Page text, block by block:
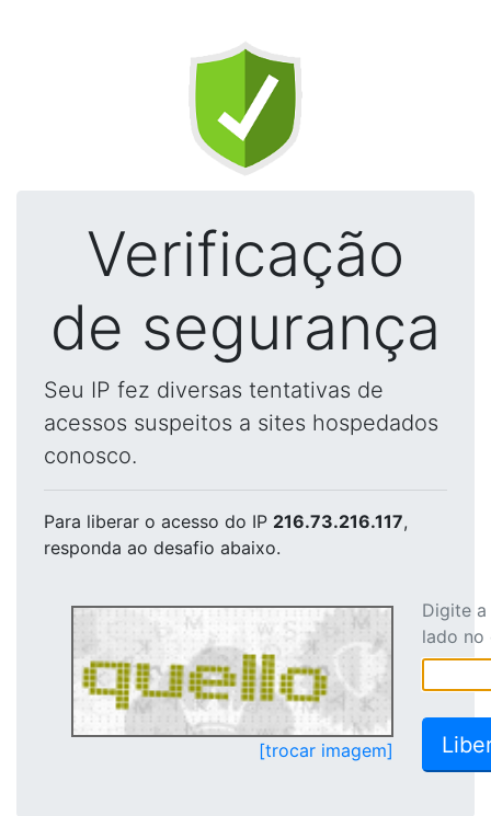
Verificação
de segurança
Seu IP fez diversas tentativas de
acessos suspeitos a sites hospedados
conosco.
Para liberar o acesso do IP 216.73.216.117,
responda ao desafio abaixo.
[trocar imagem]
Digite
lado no